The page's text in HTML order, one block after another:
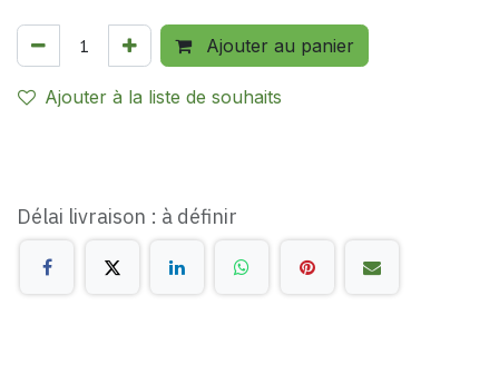
Ajouter au panier
Ajouter à la liste de souhaits
Délai livraison : à définir